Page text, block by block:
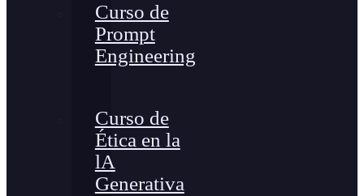
Curso de
Prompt
Engineering
Curso de
Ética en la
lA
Generativa